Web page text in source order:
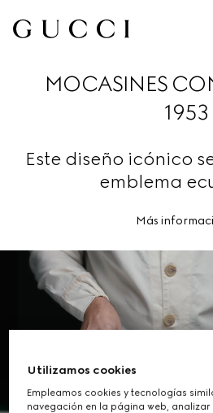
MOCASINES
1953
Este diseño icónico
emblema
Más
Utilizamos cookies
Empleamos cookies y tecnologías
navegación en la página web, analizar